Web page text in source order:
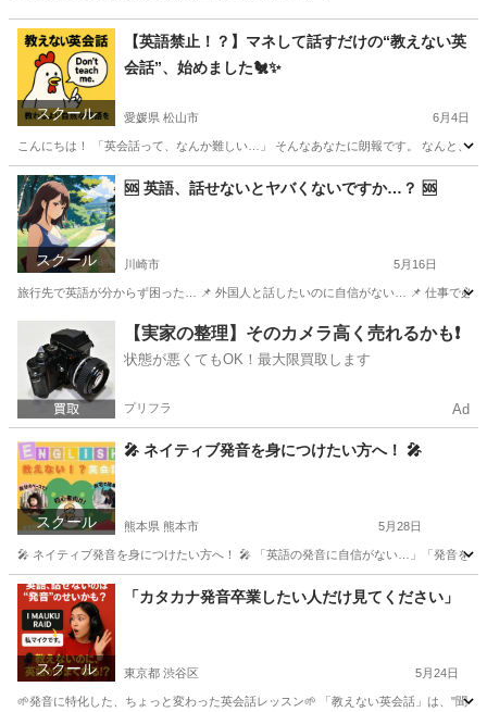
スクール
【英語禁止！？】マネして話すだけの“教えない英
会話”、始めました🐔✨
愛媛県 松山市 6月4日
こんにちは！ 「英会話って、なんか難しい…」 そんなあなたに朗報です。 なんと、
愛媛 松山市 発音 マネ
スクール
🆘 英語、話せないとヤバくないですか…？ 🆘
川崎市 5月16日
旅行先で英語が分からず困った… 📌 外国人と話したいのに自信がない… 📌 仕事で必
発音 マネ
【実家の整理】そのカメラ高く売れるかも❗️
状態が悪くてもOK！最大限買取します
プリフラ Ad
スクール
🎤 ネイティブ発音を身につけたい方へ！ 🎤
熊本県 熊本市 5月28日
🎤 ネイティブ発音を身につけたい方へ！ 🎤 「英語の発音に自信がない…」「発音を
熊本 熊本市 発音 ネイティブ
スクール
「カタカナ発音卒業したい人だけ見てください」
東京都 渋谷区 5月24日
🌱発音に特化した、ちょっと変わった英会話レッスン🌱 「教えない英会話」は、"